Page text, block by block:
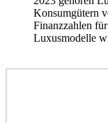
Konsumgütern
Finanzzahlen
Luxusmodelle